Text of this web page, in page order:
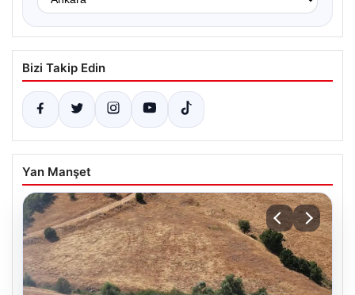
Bizi Takip Edin
Yan Manşet